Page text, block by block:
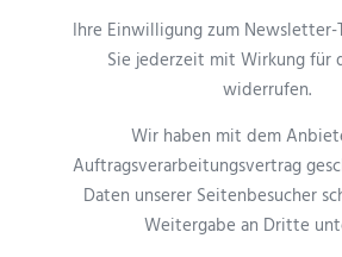
Ihre Einwilligung zum Newsletter-
Sie jederzeit mit Wirkung für
widerrufen.
Wir haben mit dem
Auftragsverarbeitungsvertrag
Daten unserer Seitenbesucher
Weitergabe an Dritte